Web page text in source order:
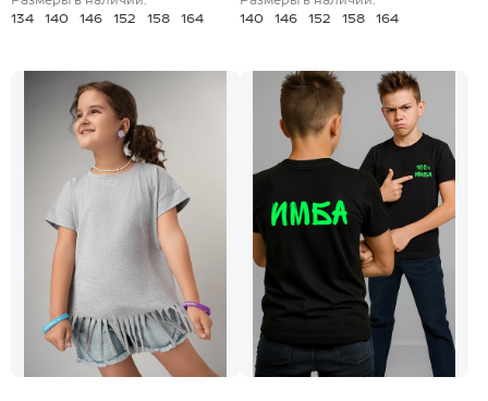
134
140 146 152 158 164
140
146 152 158 164